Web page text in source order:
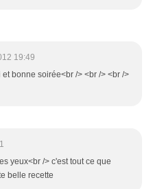
19:49
et bonne soirée<br /> <br /> <br />
yeux<br /> c'est tout ce que
belle recette